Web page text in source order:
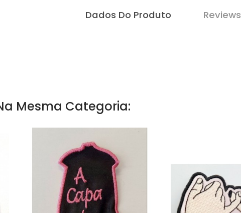
Dados Do Produto Reviews
Mesma Categoria: